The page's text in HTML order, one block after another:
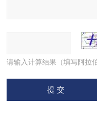
请输入计算结果（填写阿拉